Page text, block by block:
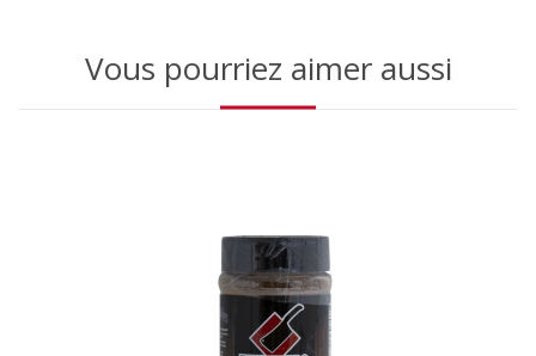
Vous pourriez aimer aussi